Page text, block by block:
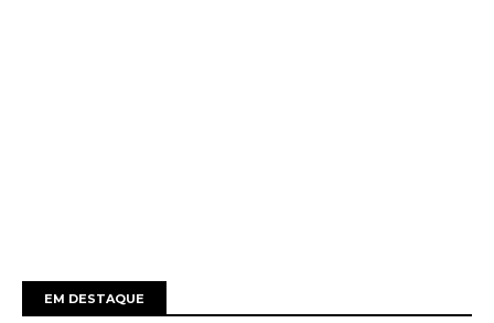
EM DESTAQUE